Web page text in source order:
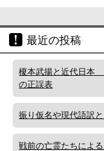
最近の投稿
榎本武揚と近代日本
の正誤表
振り仮名や現代語訳
戦前の亡霊たちによ